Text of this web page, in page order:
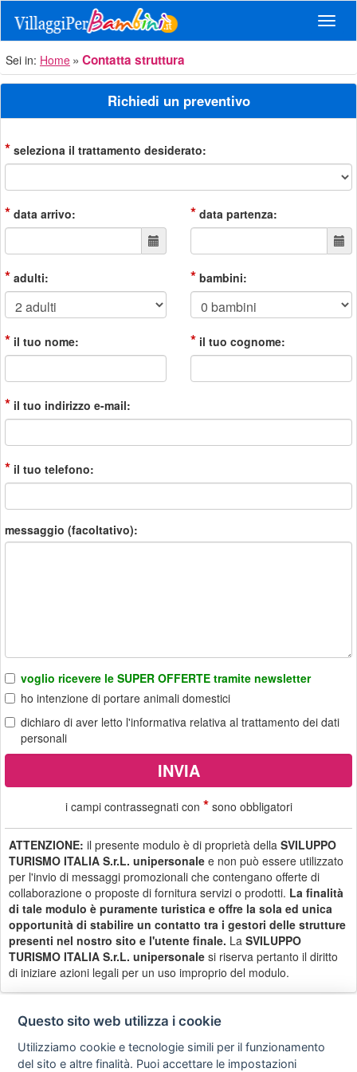
Sei in: Home Contatta struttura
Richiedi un preventivo
* seleziona il trattamento desiderato:
* data arrivo: * data partenza:
* adulti: * bambini:
* il tuo nome: * il tuo cognome:
* il tuo indirizzo e-mail:
* il tuo telefono:
messaggio (facoltativo):
voglio ricevere le SUPER OFFERTE tramite newsletter
ho intenzione di portare animali domestici
dichiaro di aver letto l'informativa relativa al trattamento dei dati
personali
i campi contrassegnati con *sono obbligatori
ATTENZIONE: il presente modulo è di proprietà della SVILUPPO
TURISMO ITALIA S.r.L. unipersonale e non può essere utilizzato
per l'invio di messaggi promozionali che contengano offerte di
collaborazione o proposte di fornitura servizi o prodotti. La finalità
di tale modulo è puramente turistica e offre la sola ed unica
opportunità di stabilire un contatto tra i gestori delle strutture
presenti nel nostro sito e l'utente finale. La SVILUPPO
TURISMO ITALIA S.r.L. unipersonale si riserva pertanto il diritto
di iniziare azioni legali per un uso improprio del modulo.
Privacy
policy
Avviso
legale
Scrivici
Questo sito web utilizza i cookie
Utilizziamo cookie e tecnologie simili per il funzionamento
del sito e altre finalità. Puoi accettare le impostazioni